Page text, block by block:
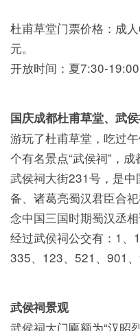
杜甫草堂门票价格：成
元。
开放时间：夏7:30-
国庆成都杜甫草堂、武
游玩了杜甫草堂，吃过
个有名景点“武侯祠”，
武侯祠大街231号，是
备、诸葛亮蜀汉君臣合
念中国三国时期蜀汉丞相
经过武侯祠公交有：1、
335、123、521、901、
武侯祠景观
武侯祠大门匾额为“汉昭